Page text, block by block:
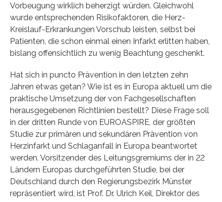
Vorbeugung wirklich beherzigt würden. Gleichwohl
wurde entsprechenden Risikofaktoren, die Herz-
Kreislauf-Erkrankungen Vorschub leisten, selbst bei
Patienten, die schon einmal einen Infarkt erlitten haben,
bislang offensichtlich zu wenig Beachtung geschenkt.
Hat sich in puncto Prävention in den letzten zehn
Jahren etwas getan? Wie ist es in Europa aktuell um die
praktische Umsetzung der von Fachgesellschaften
herausgegebenen Richtlinien bestellt? Diese Frage soll
in der dritten Runde von EUROASPIRE, der größten
Studie zur primären und sekundären Prävention von
Herzinfarkt und Schlaganfall in Europa beantwortet
werden. Vorsitzender des Leitungsgremiums der in 22
Ländern Europas durchgeführten Studie, bei der
Deutschland durch den Regierungsbezirk Münster
repräsentiert wird, ist Prof. Dr. Ulrich Keil, Direktor des